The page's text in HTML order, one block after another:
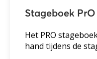
Stageboek PrO
Het PRO
hand tijdens de